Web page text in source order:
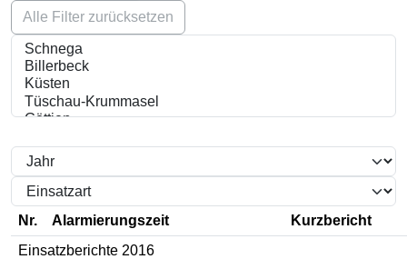
Alle Filter zurücksetzen
Nr. Alarmierungszeit
Kurzbericht
Einsatzberichte 2016